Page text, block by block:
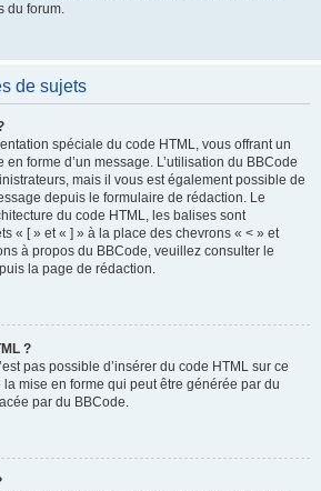
du forum.
de sujets
spéciale du code HTML, vous offrant un
forme d’un message. L’utilisation du BBCode
mais il vous est également possible de
depuis le formulaire de rédaction. Le
du code HTML, les balises sont
« [ » et « ] » à la place des chevrons « < » et
à propos du BBCode, veuillez consulter le
la page de rédaction.
?
pas possible d’insérer du code HTML sur ce
mise en forme qui peut être générée par du
par du BBCode.